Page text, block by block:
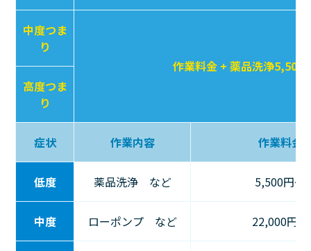
中度つま
り
作業料金 + 薬品洗浄5,500
高度つま
り
症状 作業内容 作業料金
低度 薬品洗浄 など 5,500円〜
中度 ローポンプ など 22,000円〜